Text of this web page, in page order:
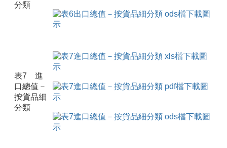
分類
表7 進
口總值－
按貨品細
分類